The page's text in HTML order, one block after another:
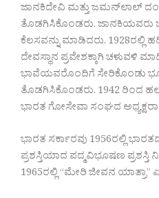
ಜಾನಕಿದೇವಿ ಮತ್ತು ಜಮನ್‍ಲಾಲ್
ತೊಡಗಿಸಿಕೊಂಡರು. ಜಾನಕಿಯವರು
ಕೆಲಸವನ್ನು ಮಾಡಿದರು. 1928ರಲ್ಲಿ
ದೇವಸ್ಥಾನ ಪ್ರವೇಶಕ್ಕಾಗಿ ಚಳುವಳಿ
ಭಾವೆಯವರೊಂದಿಗೆ ಸೇರಿಕೊಂಡು
ತೊಡಗಿಸಿಕೊಂಡರು. 1942 ರಿಂದ
ಭಾರತ ಗೋಸೇವಾ ಸಂಘದ
ಭಾರತ ಸರ್ಕಾರವು 1956ರಲ್ಲಿ
ಪ್ರಶಸ್ತಿಯಾದ ಪದ್ಮವಿಭೂಷಣ
1965ರಲ್ಲಿ “ಮೇರಿ ಜೀವನ ಯಾತ್ರಾ”